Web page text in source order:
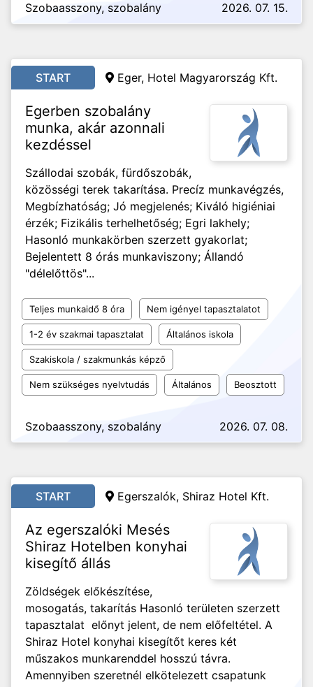
Szobaasszony, szobalány 2026. 07. 15.
START Eger, Hotel Magyarország Kft.
Egerben szobalány
munka, akár azonnali
kezdéssel
Szállodai szobák, fürdőszobák,
közösségi terek takarítása. Precíz munkavégzés,
Megbízhatóság; Jó megjelenés; Kiváló higiéniai
érzék; Fizikális terhelhetőség; Egri lakhely;
Hasonló munkakörben szerzett gyakorlat;
Bejelentett 8 órás munkaviszony; Állandó
"délelőttös"...
Teljes munkaidő 8 óra Nem igényel tapasztalatot
1-2 év szakmai tapasztalat Általános iskola
Szakiskola / szakmunkás képző
Nem szükséges nyelvtudás Általános Beosztott
Szobaasszony, szobalány 2026. 07. 08.
START Egerszalók, Shiraz Hotel Kft.
Az egerszalóki Mesés
Shiraz Hotelben konyhai
kisegítő állás
Zöldségek előkészítése,
mosogatás, takarítás Hasonló területen szerzett
tapasztalat előnyt jelent, de nem előfeltétel. A
Shiraz Hotel konyhai kisegítőt keres két
műszakos munkarenddel hosszú távra.
Amennyiben szeretnél elkötelezett csapatunk